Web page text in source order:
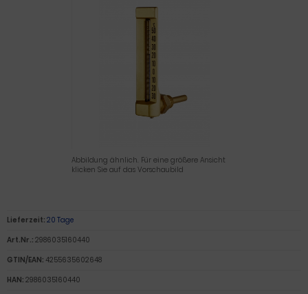
Abbildung ähnlich. Für eine größere Ansicht
klicken Sie auf das Vorschaubild
Lieferzeit: 20 Tage
Art.Nr.: 2986035160440
GTIN/EAN: 4255635602648
HAN: 2986035160440